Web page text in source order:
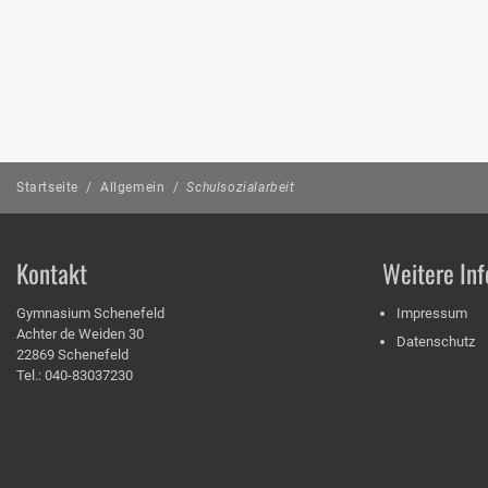
Startseite / Allgemein /Schulsozialarbeit
Kontakt
Gymnasium Schenefeld
Achter de Weiden 30
22869 Schenefeld
Tel.: 040-83037230
Weitere
Impressum
Datenschutz